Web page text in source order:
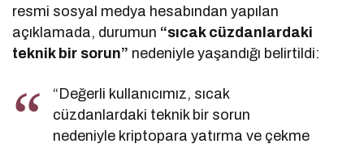
resmi sosyal medya hesabından yapılan
açıklamada, durumun “sıcak cüzdanlardaki
teknik bir sorun” nedeniyle yaşandığı belirtildi:
“Değerli kullanıcımız, sıcak
cüzdanlardaki teknik bir sorun
nedeniyle kriptopara yatırma ve çekme